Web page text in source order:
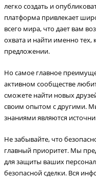
легко создать и
платформа привлекает
всего мира, что дает вам
охвата и найти именно тех,
предложении.
Но самое главное
активном сообществе
сможете найти новых
своим опытом с другими.
знаниями являются
Не забывайте, что
главный приоритет. Мы
для защиты ваших
безопасной сделки. Вся